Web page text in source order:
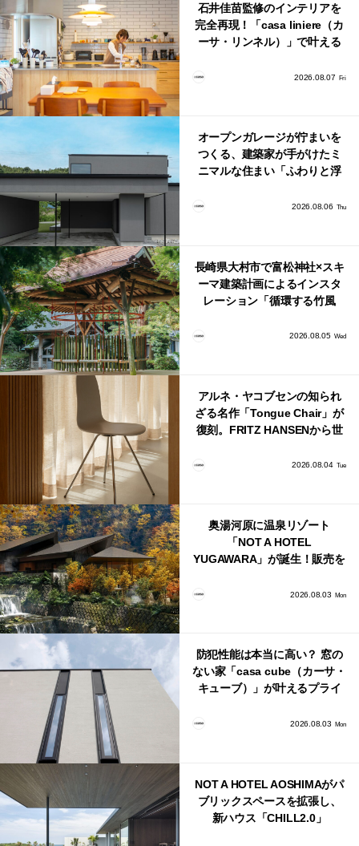
石井佳苗監修のインテリアを
完全再現！「casa liniere（カ
ーサ・リンネル）」で叶える
2026.08.07 Fri
オープンガレージが佇まいを
つくる、建築家が手がけたミ
ニマルな住まい「ふわりと浮
2026.08.06 Thu
長崎県大村市で富松神社×スキ
ーマ建築計画によるインスタ
レーション「循環する竹風
2026.08.05 Wed
アルネ・ヤコブセンの知られ
ざる名作「Tongue Chair」が
復刻。FRITZ HANSENから世
2026.08.04 Tue
奥湯河原に温泉リゾート
「NOT A HOTEL
YUGAWARA」が誕生！販売を
2026.08.03 Mon
防犯性能は本当に高い？ 窓の
ない家「casa cube（カーサ・
キューブ）」が叶えるプライ
2026.08.03 Mon
NOT A HOTEL AOSHIMAがパ
ブリックスペースを拡張し、
新ハウス「CHILL2.0」